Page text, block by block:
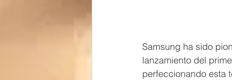
Samsung ha sido
lanzamiento del
perfeccionando esta